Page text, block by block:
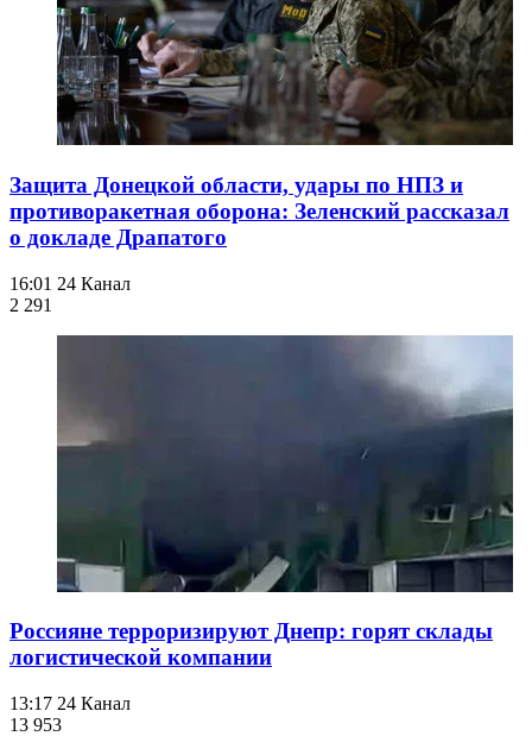
Защита Донецкой области, удары по НПЗ и
противоракетная оборона: Зеленский рассказал
о докладе Драпатого
16:01 24 Канал
2 291
Россияне терроризируют Днепр: горят склады
логистической компании
13:17 24 Канал
13 953